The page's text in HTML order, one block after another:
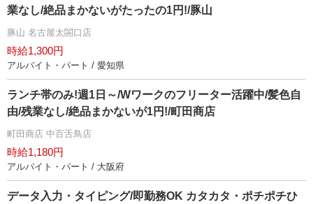
業なし/絶品まかないがたったの1円!/豚山
豚山 名古屋太閤口店
時給1,300円
アルバイト・パート / 愛知県
ランチ帯のみ!週1日～/Wワークのフリーター活躍中/髪色自
由/残業なし/絶品まかないが1円!/町田商店
町田商店 中百舌鳥店
時給1,180円
アルバイト・パート / 大阪府
データ入力・タイピング/即勤務OK カタカタ・ポチポチひ